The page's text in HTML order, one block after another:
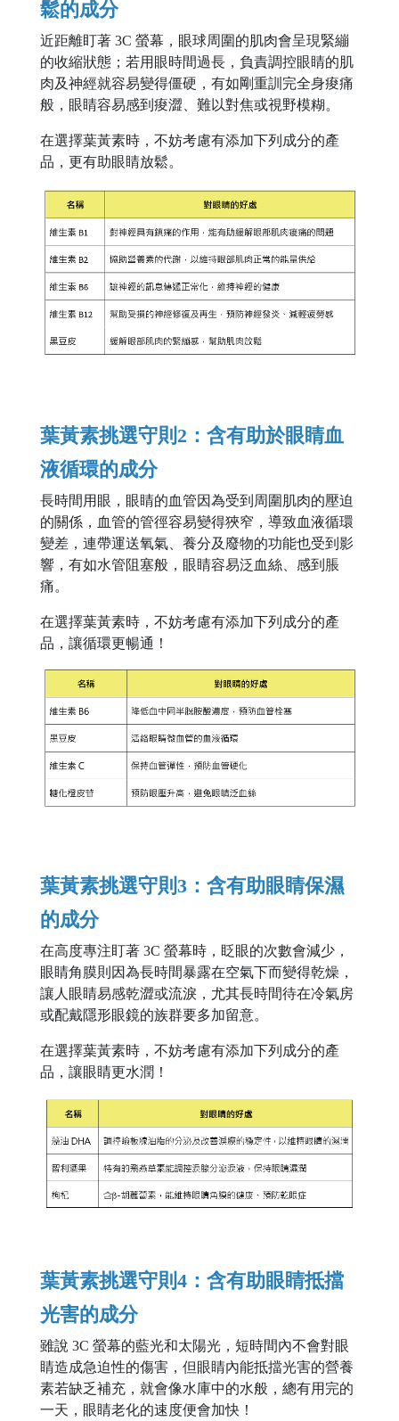
鬆的成分
近距離盯著 3C 螢幕，眼球周圍的肌肉會呈現緊繃
的收縮狀態；若用眼時間過長，負責調控眼睛的肌
肉及神經就容易變得僵硬，有如剛重訓完全身痠痛
般，眼睛容易感到痠澀、難以對焦或視野模糊。
在選擇葉黃素時，不妨考慮有添加下列成分的產
品，更有助眼睛放鬆。
葉黃素挑選守則2：含有助於眼睛血
液循環的成分
長時間用眼，眼睛的血管因為受到周圍肌肉的壓迫
的關係，血管的管徑容易變得狹窄，導致血液循環
變差，連帶運送氧氣、養分及廢物的功能也受到影
響，有如水管阻塞般，眼睛容易泛血絲、感到脹
痛。
在選擇葉黃素時，不妨考慮有添加下列成分的產
品，讓循環更暢通！
葉黃素挑選守則3：含有助眼睛保濕
的成分
在高度專注盯著 3C 螢幕時，眨眼的次數會減少，
眼睛角膜則因為長時間暴露在空氣下而變得乾燥，
讓人眼睛易感乾澀或流淚，尤其長時間待在冷氣房
或配戴隱形眼鏡的族群要多加留意。
在選擇葉黃素時，不妨考慮有添加下列成分的產
品，讓眼睛更水潤！
葉黃素挑選守則4：含有助眼睛抵擋
光害的成分
雖說 3C 螢幕的藍光和太陽光，短時間內不會對眼
睛造成急迫性的傷害，但眼睛內能抵擋光害的營養
素若缺乏補充，就會像水庫中的水般，總有用完的
一天，眼睛老化的速度便會加快！